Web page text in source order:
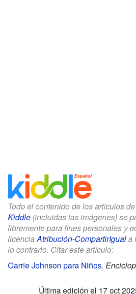
Todo el contenido de los artículos
Kiddle (incluidas las imágenes) se
libremente para fines personales y
licenciaAtribución-CompartirIguala
lo contrario. Citar este artículo:
Carrie Johnson para Niños.
Última edición el 17 oct